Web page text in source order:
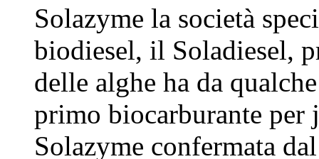
Solazyme la società
biodiesel, il Soladiesel,
delle alghe ha da
primo biocarburante per
Solazyme confermata